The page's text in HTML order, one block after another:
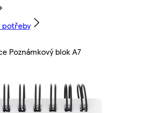
potřeby
Poznámkový blok A7